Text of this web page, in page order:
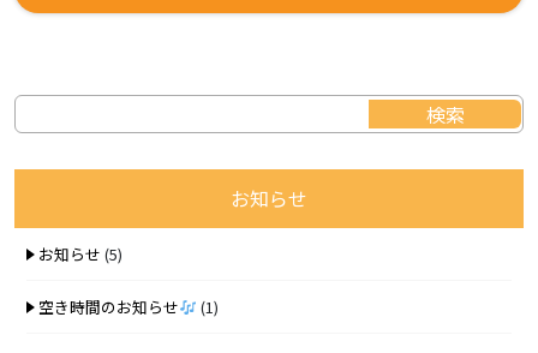
お知らせ
お知らせ (5)
空き時間のお知らせ (1)